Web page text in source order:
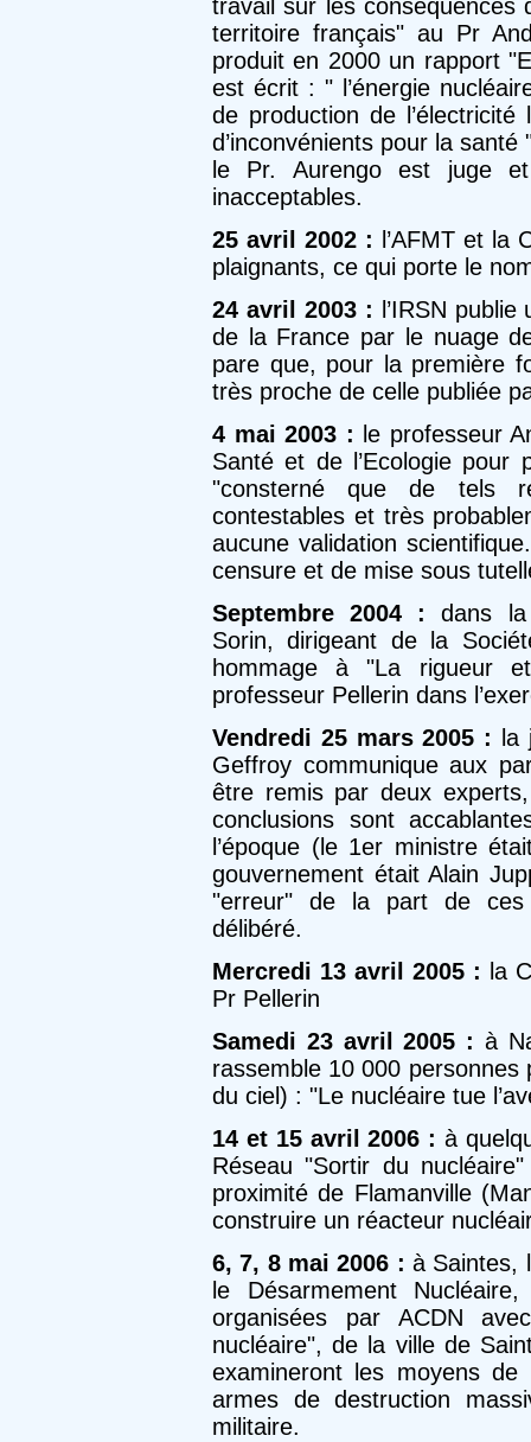
travail sur les conséquences
territoire français" au Pr
produit en 2000 un rapport
est écrit : " l’énergie
de production de
d’inconvénients pour la
le Pr. Aurengo est juge
inacceptables.
25 avril 2002 : l’AFMT et la
plaignants, ce qui porte le
24 avril 2003 : l’IRSN
de la France par le nuage
pare que, pour la première
très proche de celle publiée
4 mai 2003 : le professeur
Santé et de l’Ecologie pour
"consterné que de tels
contestables et très
aucune validation
censure et de mise sous
Septembre 2004 :
dans la
Sorin, dirigeant de la
hommage à "La rigueur
professeur Pellerin dans
Vendredi 25 mars 2005 : la
Geffroy communique aux
être remis par deux
conclusions sont
l’époque (le 1er ministre
gouvernement était Alain
"erreur" de la part de ces
délibéré.
Mercredi 13 avril 2005 : la
Pr Pellerin
Samedi 23 avril 2005 : à
rassemble 10 000
du ciel) : "Le nucléaire tue
14 et 15 avril 2006 : à
Réseau "Sortir du
proximité de Flamanville
construire un réacteur
6, 7, 8 mai 2006 : à Saintes,
le Désarmement
organisées par ACDN
nucléaire", de la ville de
examineront les moyens
armes de destruction
militaire.